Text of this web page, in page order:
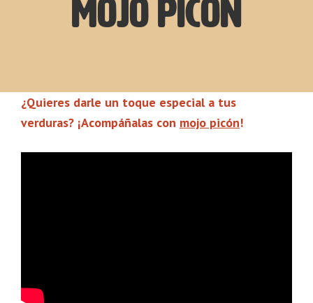
mojo picón
¿Quieres darle un toque especial a tus
verduras? ¡Acompáñalas con mojo picón!